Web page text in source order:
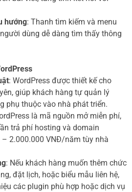
hướng: Thanh tìm kiếm và menu
dùng dễ dàng tìm thấy thông
: WordPress được thiết kế cho
giúp khách hàng tự quản lý
phụ thuộc vào nhà phát triển.
là mã nguồn mở miễn phí,
trả phí hosting và domain
– 2.000.000 VNĐ/năm tùy nhà
: Nếu khách hàng muốn thêm chức
đặt lịch, hoặc biểu mẫu liên hệ,
các plugin phù hợp hoặc dịch vụ